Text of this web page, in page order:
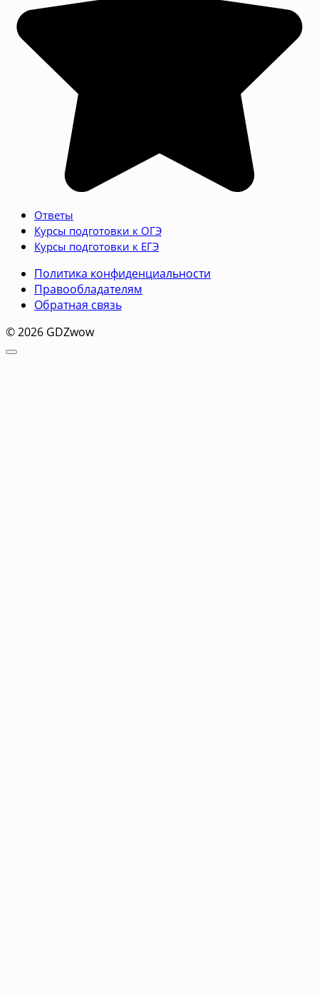
Ответы
Курсы подготовки к ОГЭ
Курсы подготовки к ЕГЭ
Политика конфиденциальности
Правообладателям
Обратная связь
© 2026 GDZwow